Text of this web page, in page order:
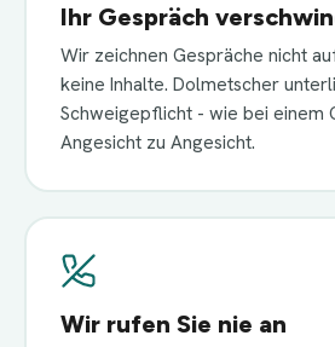
Ihr Gespräch
Wir zeichnen Gespräche nicht
keine Inhalte. Dolmetscher
Schweigepflicht - wie bei einem
Angesicht zu Angesicht.
Wir rufen Sie nie an